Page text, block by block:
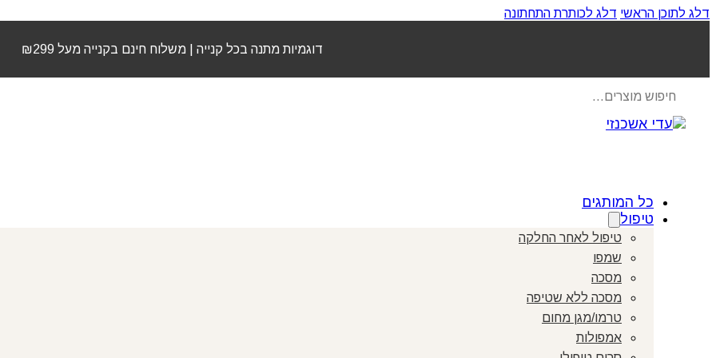
דלג לתוכן הראשי דלג לכותרת התחתונה
דוגמיות מתנה בכל קנייה | משלוח חינם בקנייה מעל ₪299
search
כל המותגים
טיפול
טיפול לאחר החלקה
שמפו
מסכה
מסכה ללא שטיפה
טרמו/מגן מחום
אמפולות